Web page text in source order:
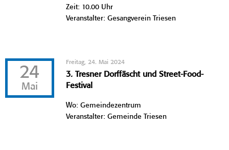
Zeit: 10.00 Uhr
Veranstalter: Gesangverein Triesen
24
Mai
Freitag, 24. Mai 2024
3. Tresner Dorffäscht und Street-Food-
Festival
Wo: Gemeindezentrum
Veranstalter: Gemeinde Triesen